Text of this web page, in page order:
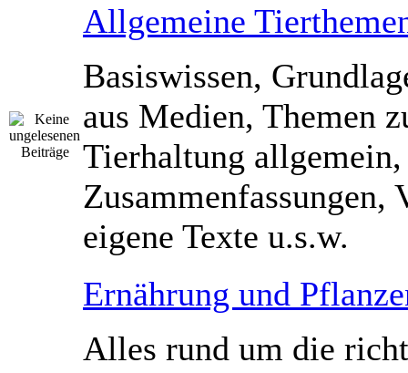
Allgemeine
Basiswissen,
aus Medien, Themen
Tierhaltung
Zusammenfassungen,
eigene Texte u.s.w.
Ernährung und
Alles rund um die